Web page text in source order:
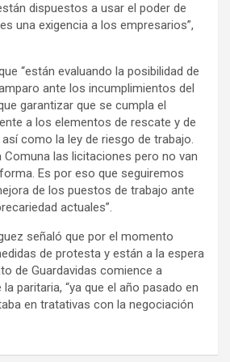
dispuestos a usar el poder de
una exigencia a los empresarios”,
“están evaluando la posibilidad de
ante los incumplimientos del
garantizar que se cumpla el
a los elementos de rescate y de
como la ley de riesgo de trabajo.
Comuna las licitaciones pero no van
Es por eso que seguiremos
de los puestos de trabajo ante
actuales”.
señaló que por el momento
de protesta y están a la espera
de Guardavidas comience a
paritaria, “ya que el año pasado en
en tratativas con la negociación